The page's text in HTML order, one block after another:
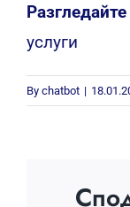
услуги
By chatbot |